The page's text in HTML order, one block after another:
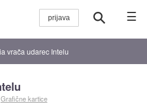
☰
vrača udarec Intelu
Grafične kartice